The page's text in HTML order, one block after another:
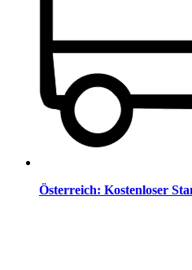
Österreich: Kostenloser